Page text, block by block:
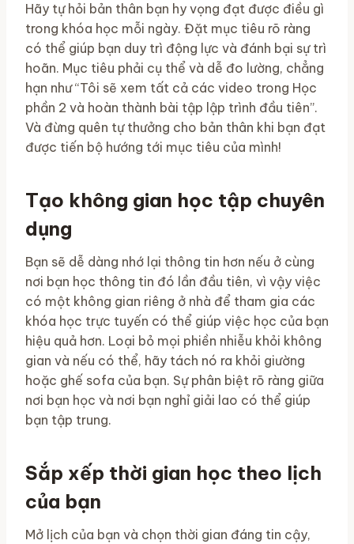
Hãy tự hỏi bản thân bạn hy vọng đạt được điều gì
trong khóa học mỗi ngày. Đặt mục tiêu rõ ràng
có thể giúp bạn duy trì động lực và đánh bại sự trì
hoãn. Mục tiêu phải cụ thể và dễ đo lường, chẳng
hạn như “Tôi sẽ xem tất cả các video trong Học
phần 2 và hoàn thành bài tập lập trình đầu tiên”.
Và đừng quên tự thưởng cho bản thân khi bạn đạt
được tiến bộ hướng tới mục tiêu của mình!
Tạo không gian học tập chuyên
dụng
Bạn sẽ dễ dàng nhớ lại thông tin hơn nếu ở cùng
nơi bạn học thông tin đó lần đầu tiên, vì vậy việc
có một không gian riêng ở nhà để tham gia các
khóa học trực tuyến có thể giúp việc học của bạn
hiệu quả hơn. Loại bỏ mọi phiền nhiễu khỏi không
gian và nếu có thể, hãy tách nó ra khỏi giường
hoặc ghế sofa của bạn. Sự phân biệt rõ ràng giữa
nơi bạn học và nơi bạn nghỉ giải lao có thể giúp
bạn tập trung.
Sắp xếp thời gian học theo lịch
của bạn
Mở lịch của bạn và chọn thời gian đáng tin cậy,